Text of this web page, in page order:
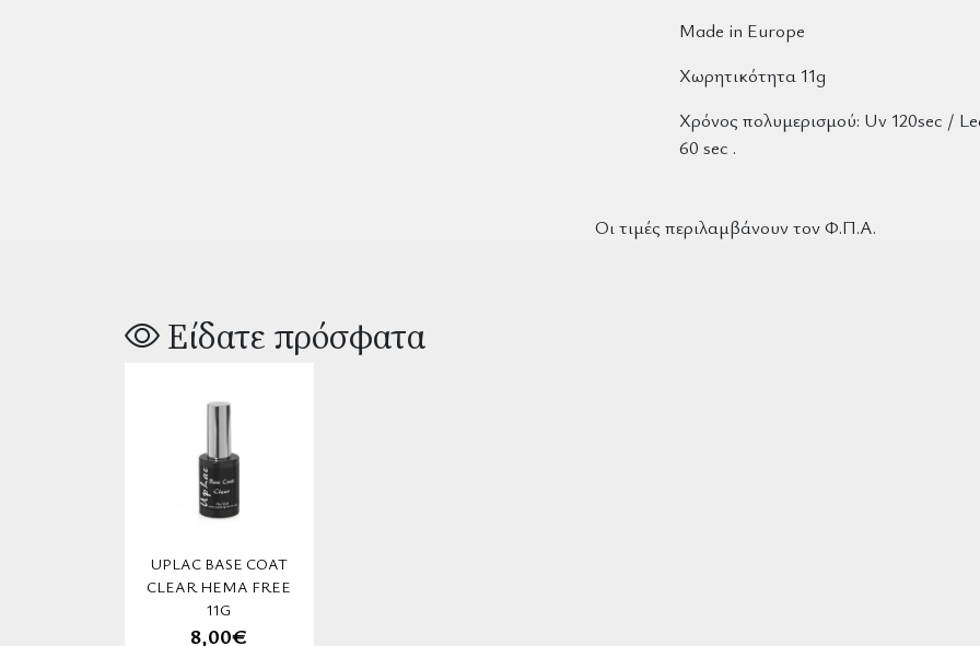
Made in Europe
Χωρητικότητα 11g
Χρόνος πολυμερισμού: Uv 120sec /
60 sec .
Οι τιμές περιλαμβάνουν τον Φ.Π.Α.
Είδατε πρόσφατα
UPLAC BASE COAT
CLEAR HEMA FREE
11G
8,00€